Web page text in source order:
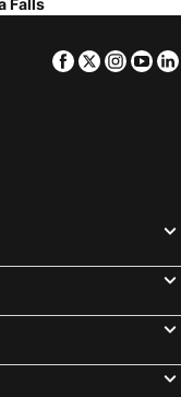
Falls
Facebook
Twitter